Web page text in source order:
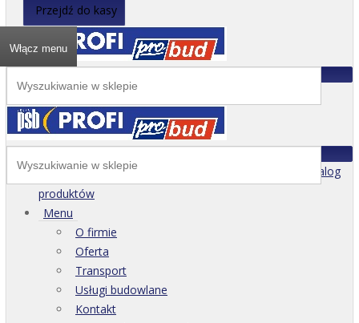
Przejdź do kasy
Włącz menu
Katalog
produktów
Menu
O firmie
Oferta
Transport
Usługi budowlane
Kontakt